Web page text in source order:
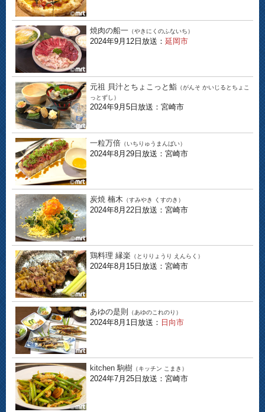
焼肉の船一 （やきにくのふないち）
2024年9月12日放送： 延岡市
元祖 貝汁とちょこっと鮨 （がんそ かいじるとちょこ
っとずし）
2024年9月5日放送：宮崎市
一粒万倍 （いちりゅうまんばい）
2024年8月29日放送：宮崎市
炭焼 楠木 （すみやき くすのき）
2024年8月22日放送：宮崎市
鶏料理 縁楽 （とりりょうり えんらく）
2024年8月15日放送：宮崎市
あゆの是則 （あゆのこれのり）
2024年8月1日放送： 日向市
kitchen 駒樹 （キッチン こまき）
2024年7月25日放送：宮崎市